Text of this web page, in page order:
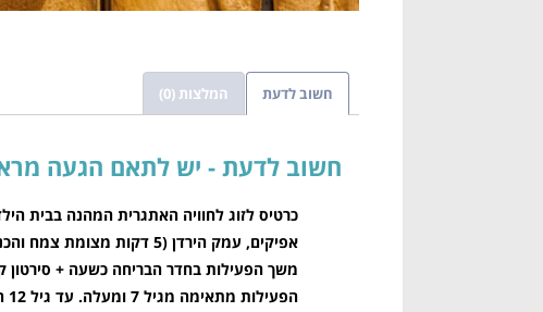
חשוב לדעת המלצות (0)
חשוב לדעת
כרטיס לזוג לחוויה האתגרית המהנה בבית
אפיקים, עמק הירדן (5 דקות מצומת צמח והכנרת).
משך הפעילות בחדר הבריחה כשעה +
הפעילות מתאימה מגיל 7 ומעלה. עד גיל 12 הפעילות בליווי מבוגר (מעל גיל 16).